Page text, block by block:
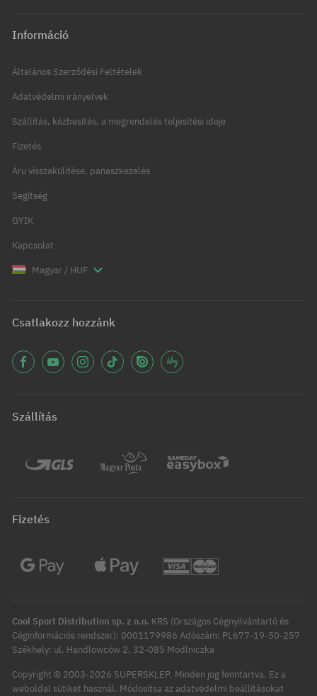
Információ
Általános Szerződési Feltételek
Adatvédelmi irányelvek
Szállítás, kézbesítés, a megrendelés teljesítési ideje
Fizetés
Áru visszaküldése, panaszkezelés
Segítség
GYIK
Kapcsolat
Magyar / HUF
Csatlakozz hozzánk
Szállítás
Fizetés
Cool Sport Distribution sp. z o.o. KRS (Országos Cégnyilvántartó és
Céginformációs rendszer): 0001179986 Adószám: PL677-19-50-257
Székhely: ul. Handlowców 2, 32-085 Modlniczka
Copyright © 2003-2026 SUPERSKLEP. Minden jog fenntartva. Ez a
weboldal sütiket használ. Módosítsa az adatvédelmi beállításokat